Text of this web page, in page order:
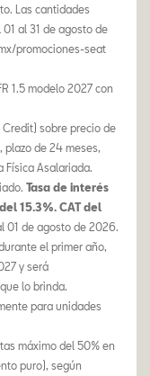
Las cantidades
al 31 de agosto de
promociones-seat
1.5 modelo 2027 con
Credit) sobre precio de
plazo de 24 meses,
Física Asalariada.
Tasa de interés
15.3%. CAT del
01 de agosto de 2026.
el primer año,
y será
lo brinda.
para unidades
máximo del 50% en
puro), según